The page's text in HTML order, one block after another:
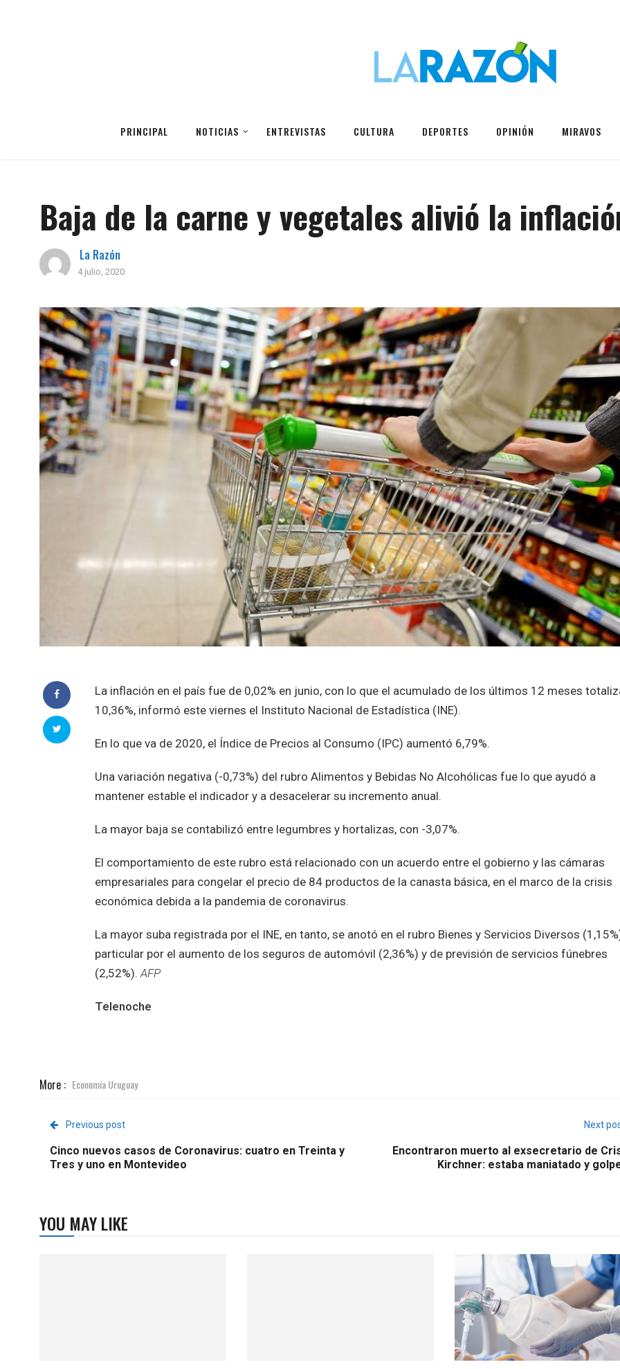
PRINCIPAL NOTICIAS ENTREVISTAS CULTURA DEPORTES OPINIÓN MIRAVOS
Baja de la carne y vegetales alivió la
La Razón
4 julio, 2020
La inflación en el país fue de 0,02% en junio, con lo que el acumulado de los últimos 12 meses
10,36%, informó este viernes el Instituto Nacional de Estadística (INE).
En lo que va de 2020, el Índice de Precios al Consumo (IPC) aumentó 6,79%.
Una variación negativa (-0,73%) del rubro Alimentos y Bebidas No Alcohólicas fue lo que ayudó a
mantener estable el indicador y a desacelerar su incremento anual.
La mayor baja se contabilizó entre legumbres y hortalizas, con -3,07%.
El comportamiento de este rubro está relacionado con un acuerdo entre el gobierno y las cámaras
empresariales para congelar el precio de 84 productos de la canasta básica, en el marco de la crisis
económica debida a la pandemia de coronavirus.
La mayor suba registrada por el INE, en tanto, se anotó en el rubro Bienes y Servicios Diversos
particular por el aumento de los seguros de automóvil (2,36%) y de previsión de servicios fúnebres
(2,52%).AFP
Telenoche
More : Economía Uruguay
Previous post
Cinco nuevos casos de Coronavirus: cuatro en Treinta y
Tres y uno en Montevideo
Next
Encontraron muerto al exsecretario de
Kirchner: estaba maniatado y
YOU MAY LIKE